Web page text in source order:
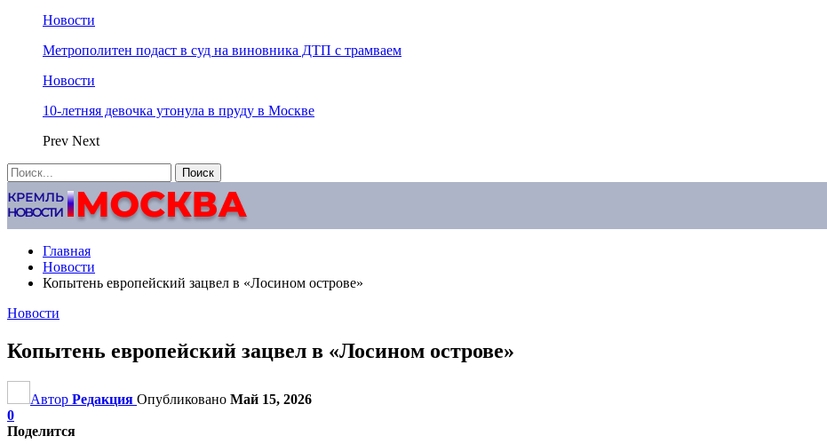
Новости
Метрополитен подаст в суд на виновника ДТП с трамваем
Новости
10-летняя девочка утонула в пруду в Москве
Prev Next
Главная
Новости
Копытень европейский зацвел в «Лосином острове»
Новости
Копытень европейский зацвел в «Лосином острове»
Автор Редакция Опубликовано Май 15, 2026
0
Поделится